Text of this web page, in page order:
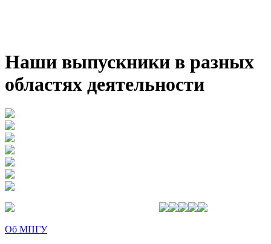
Наши выпускники в разных
областях деятельности
Об МПГУ